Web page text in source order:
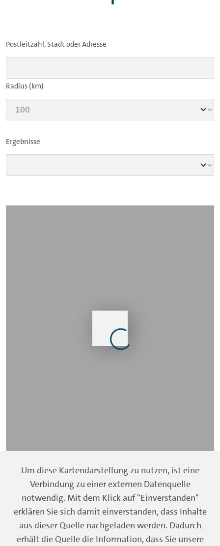
Postleitzahl, Stadt oder Adresse
Radius (km)
Ergebnisse
Um diese Kartendarstellung zu nutzen, ist eine
Verbindung zu einer externen Datenquelle
notwendig. Mit dem Klick auf "Einverstanden"
erklären Sie sich damit einverstanden, dass Inhalte
aus dieser Quelle nachgeladen werden. Dadurch
erhält die Quelle die Information, dass Sie unsere
Suchen Sie Ihr neues Wunschfahrzeug von
VW FS | Gebrauchtwagen.
FAHRZEUG SUCHEN